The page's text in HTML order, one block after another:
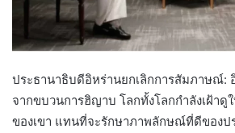
ประธานาธิบดีอิหร่านยกเลิกการสัมภาษณ์:
จากขบวนการฮิญาบ โลกทั้งโลกกำลังเฝ้า
ของเขา แทนที่จะรักษาภาพลักษณ์ที่ดีของป